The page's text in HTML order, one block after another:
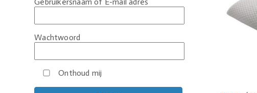
Wachtwoord
Onthoud mij